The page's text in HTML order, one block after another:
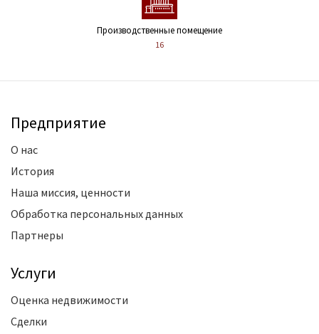
Производственные помещение
16
Предприятие
О нас
История
Наша миссия, ценности
Обработка персональных данных
Партнеры
Услуги
Оценка недвижимости
Сделки